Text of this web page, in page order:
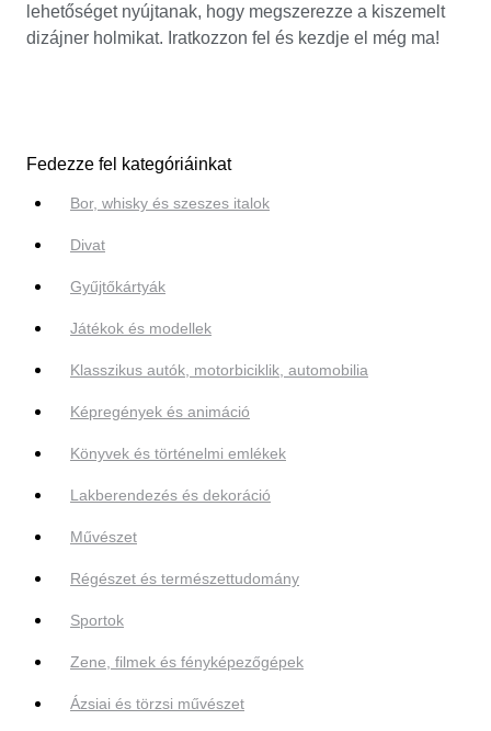
lehetőséget nyújtanak, hogy megszerezze a kiszemelt
dizájner holmikat. Iratkozzon fel és kezdje el még ma!
Fedezze fel kategóriáinkat
Bor, whisky és szeszes italok
Divat
Gyűjtőkártyák
Játékok és modellek
Klasszikus autók, motorbiciklik, automobilia
Képregények és animáció
Könyvek és történelmi emlékek
Lakberendezés és dekoráció
Művészet
Régészet és természettudomány
Sportok
Zene, filmek és fényképezőgépek
Ázsiai és törzsi művészet